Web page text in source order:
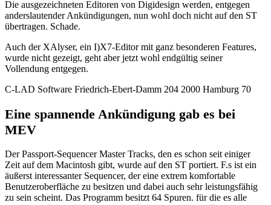
Die ausgezeichneten Editoren von Digidesign werden, entgegen
anderslautender Ankündigungen, nun wohl doch nicht auf den ST
übertragen. Schade.
Auch der XAlyser, ein I)X7-Editor mit ganz besonderen Features,
wurde nicht gezeigt, geht aber jetzt wohl endgültig seiner
Vollendung entgegen.
C-LAD Software Friedrich-Ebert-Damm 204 2000 Hamburg 70
Eine spannende Ankündigung gab es bei
MEV
Der Passport-Sequencer Master Tracks, den es schon seit einiger
Zeit auf dem Macintosh gibt, wurde auf den ST portiert. F.s ist ein
äußerst interessanter Sequencer, der eine extrem komfortable
Benutzeroberfläche zu besitzen und dabei auch sehr leistungsfähig
zu sein scheint. Das Programm besitzt 64 Spuren. für die es alle